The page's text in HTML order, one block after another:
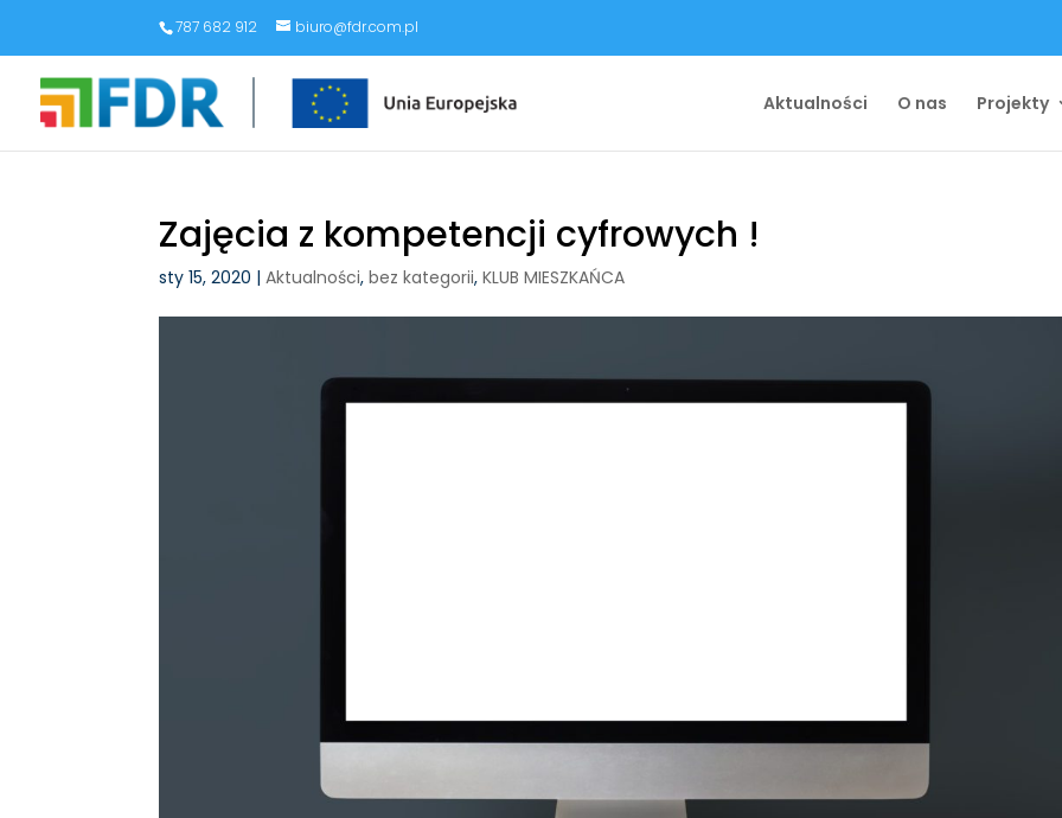
787 682 912 biuro@fdr.com.pl
Aktualności O nas Projekty
Zajęcia z kompetencji cyfrowych !
sty 15, 2020 |Aktualności,bez kategorii,KLUB MIESZKAŃCA